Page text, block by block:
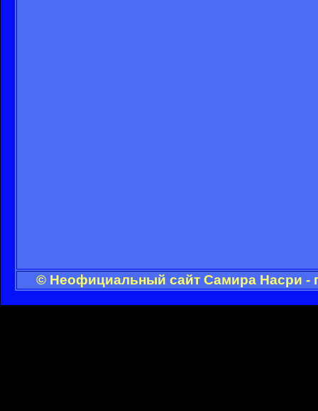
© Неофициальный сайт Самира Насри -